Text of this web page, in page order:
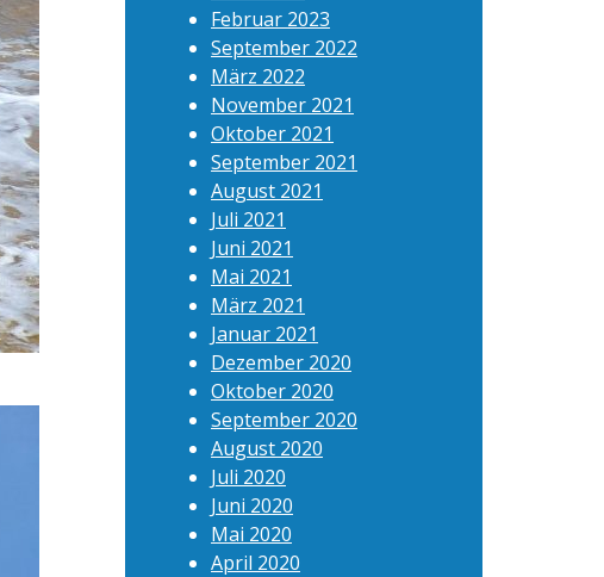
Februar 2023
September 2022
März 2022
November 2021
Oktober 2021
September 2021
August 2021
Juli 2021
Juni 2021
Mai 2021
März 2021
Januar 2021
Dezember 2020
Oktober 2020
September 2020
August 2020
Juli 2020
Juni 2020
Mai 2020
April 2020